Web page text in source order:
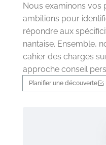
Nous examinons vos
ambitions pour
répondre aux
nantaise. Ensemble,
cahier des charges
approche conseil
Planifier une découverte